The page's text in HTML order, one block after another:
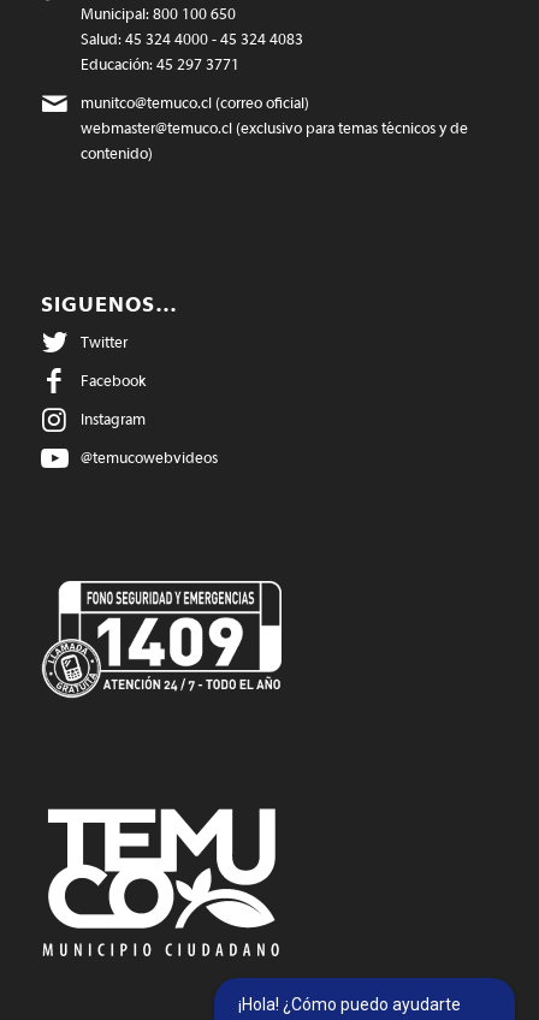
Municipal: 800 100 650
Salud: 45 324 4000 - 45 324 4083
Educación: 45 297 3771
munitco@temuco.cl(correo oficial)
webmaster@temuco.cl(exclusivo para temas técnicos y de
contenido)
SIGUENOS…
Twitter
Facebook
Instagram
@temucowebvideos
¡Hola! ¿Cómo puedo ayudarte